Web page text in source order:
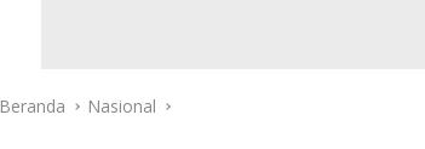
Beranda Nasional